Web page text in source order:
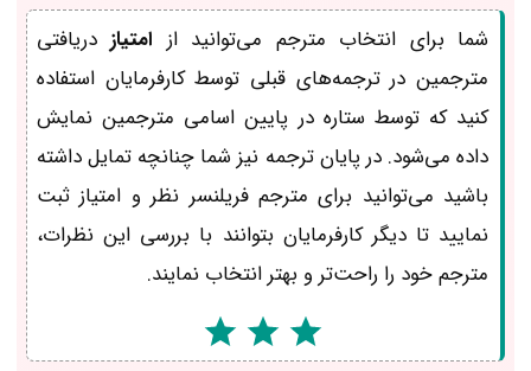
شما برای انتخاب مترجم می‌توانید از امتیاز دریافتی
مترجمین در ترجمه‌های قبلی توسط کارفرمایان استفاده
کنید که توسط ستاره در پایین اسامی مترجمین نمایش
داده می‌شود. در پایان ترجمه نیز شما چنانچه تمایل داشته
باشید می‌توانید برای مترجم فریلنسر نظر و امتیاز ثبت
نمایید تا دیگر کارفرمایان بتوانند با بررسی این نظرات،
مترجم خود را راحت‌تر و بهتر انتخاب نمایند.